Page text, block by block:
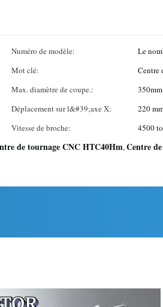
Numéro de modèle:
Le
Mot clé:
Centre
Max. diamètre de coupe.:
350mm
Déplacement sur l&#39;axe X:
220
Vitesse de broche:
4500
de tournage CNC HTC40Hm,Centre